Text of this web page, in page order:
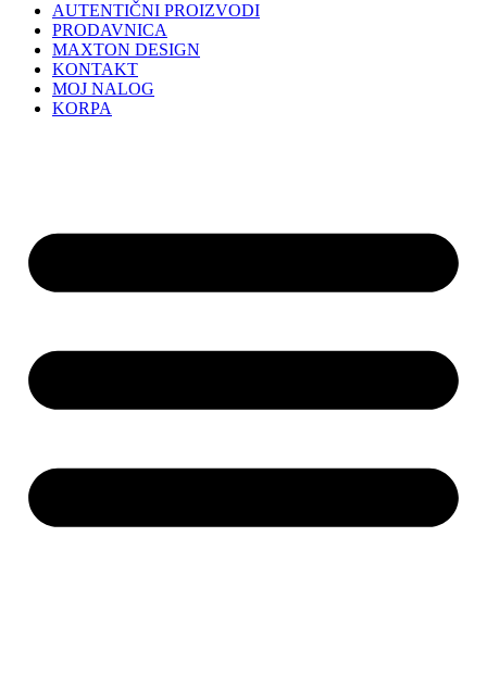
AUTENTIČNI PROIZVODI
PRODAVNICA
MAXTON DESIGN
KONTAKT
MOJ NALOG
KORPA